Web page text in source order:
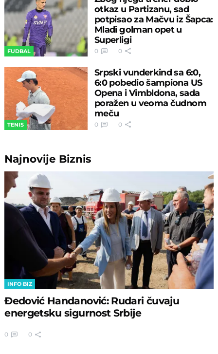
FUDBAL
otkaz u Partizanu, sad
potpisao za Mačvu iz Šapca:
Mladi golman opet u
Superligi
0 0
TENIS
Srpski vunderkind sa 6:0,
6:0 pobedio šampiona US
Opena i Vimbldona, sada
poražen u veoma čudnom
meču
0 0
Najnovije Biznis
INFO BIZ
Đedović Handanović: Rudari čuvaju
energetsku sigurnost Srbije
0 0